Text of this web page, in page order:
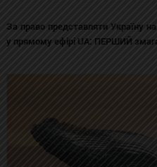
За право представляти Україну
у прямому ефірі UA: ПЕРШИЙ